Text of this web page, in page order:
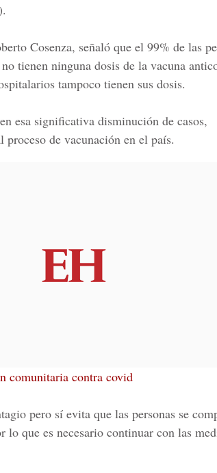
Cosenza, señaló que el 99% de las
tienen ninguna dosis de la vacuna
tampoco tienen sus dosis.
esa significativa disminución de casos,
de vacunación en el país.
comunitaria contra covid
pero sí evita que las personas se
lo que es necesario continuar con las